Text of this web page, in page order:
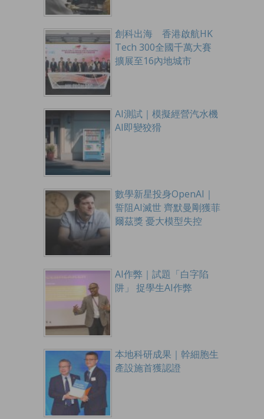
創科出海 香港啟航HK
Tech 300全國千萬大賽
擴展至16內地城市
AI測試｜模擬經營汽水機
AI即變狡猾
數學新星投身OpenAI｜
誓阻AI滅世 齊默曼剛獲菲
爾茲獎 憂大模型失控
AI作弊｜試題「白字陷
阱」 捉學生AI作弊
本地科研成果｜幹細胞生
產設施首獲認證